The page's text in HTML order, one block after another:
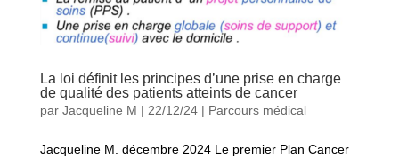
La loi définit les principes d’une prise en charge
de qualité des patients atteints de cancer
par Jacqueline M | 22/12/24| Parcours médical
Jacqueline M. décembre 2024 Le premier Plan Cancer